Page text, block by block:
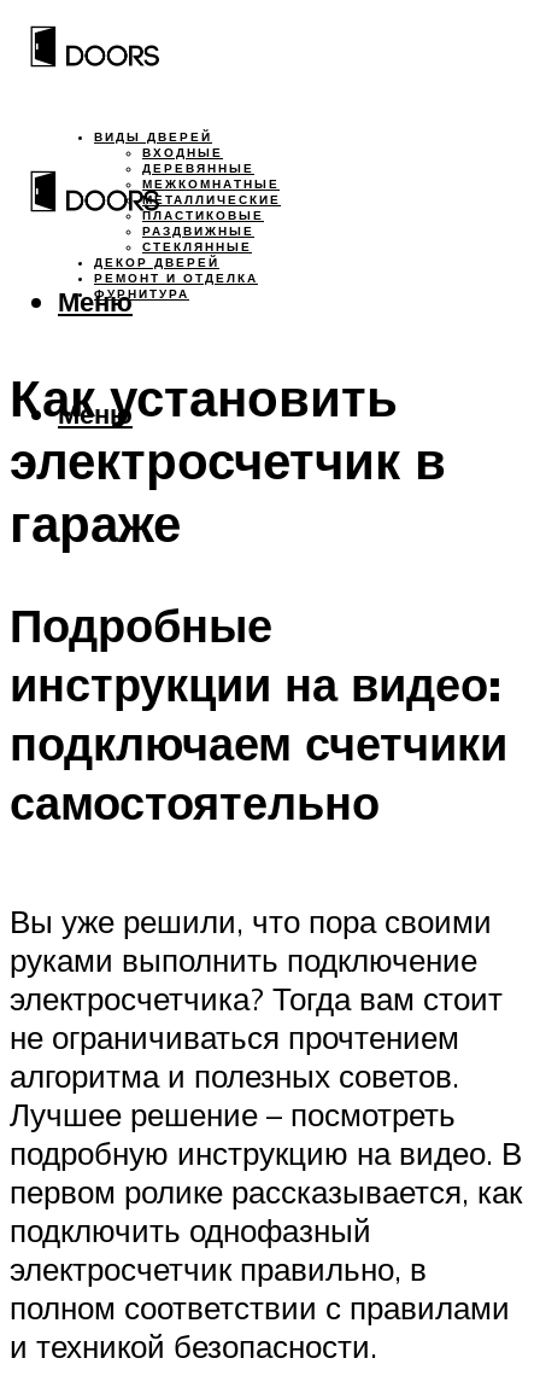
ВИДЫ ДВЕРЕЙ
ВХОДНЫЕ
ДЕРЕВЯННЫЕ
МЕЖКОМНАТНЫЕ
МЕТАЛЛИЧЕСКИЕ
ПЛАСТИКОВЫЕ
РАЗДВИЖНЫЕ
СТЕКЛЯННЫЕ
ДЕКОР ДВЕРЕЙ
РЕМОНТ И ОТДЕЛКА
ФУРНИТУРА
Меню
Меню
Как установить
электросчетчик в
гараже
Подробные
инструкции на видео:
подключаем счетчики
самостоятельно
Вы уже решили, что пора своими
руками выполнить подключение
электросчетчика? Тогда вам стоит
не ограничиваться прочтением
алгоритма и полезных советов.
Лучшее решение – посмотреть
подробную инструкцию на видео. В
первом ролике рассказывается, как
подключить однофазный
электросчетчик правильно, в
полном соответствии с правилами
и техникой безопасности.